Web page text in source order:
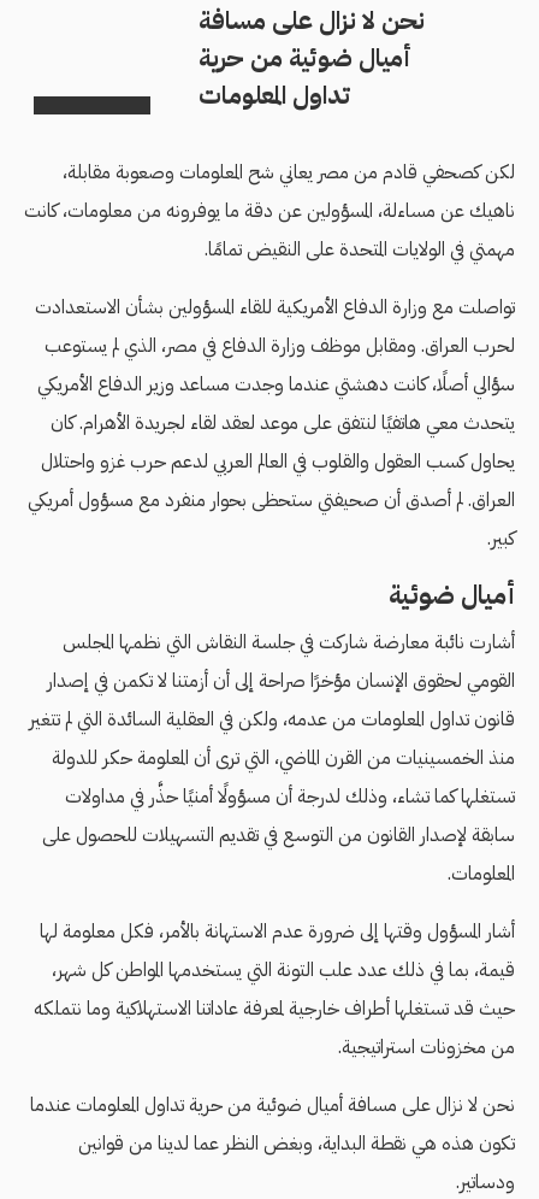
نحن لا نزال على مسافة
أميال ضوئية من حرية
تداول المعلومات
لكن كصحفي قادم من مصر يعاني شح المعلومات وصعوبة مقابلة،
ناهيك عن مساءلة، المسؤولين عن دقة ما يوفرونه من معلومات، كانت
مهمتي في الولايات المتحدة على النقيض تمامًا.
تواصلت مع وزارة الدفاع الأمريكية للقاء المسؤولين بشأن الاستعدادت
لحرب العراق. ومقابل موظف وزارة الدفاع في مصر، الذي لم يستوعب
سؤالي أصلًا، كانت دهشتي عندما وجدت مساعد وزير الدفاع الأمريكي
يتحدث معي هاتفيًا لنتفق على موعد لعقد لقاء لجريدة الأهرام. كان
يحاول كسب العقول والقلوب في العالم العربي لدعم حرب غزو واحتلال
العراق. لم أصدق أن صحيفتي ستحظى بحوار منفرد مع مسؤول أمريكي
كبير.
أميال ضوئية
أشارت نائبة معارضة شاركت في جلسة النقاش التي نظمها المجلس
القومي لحقوق الإنسان مؤخرًا صراحة إلى أن أزمتنا لا تكمن في إصدار
قانون تداول المعلومات من عدمه، ولكن في العقلية السائدة التي لم تتغير
منذ الخمسينيات من القرن الماضي، التي ترى أن المعلومة حكر للدولة
تستغلها كما تشاء، وذلك لدرجة أن مسؤولًا أمنيًا حذَّر في مداولات
سابقة لإصدار القانون من التوسع في تقديم التسهيلات للحصول على
المعلومات.
أشار المسؤول وقتها إلى ضرورة عدم الاستهانة بالأمر، فكل معلومة لها
قيمة، بما في ذلك عدد علب التونة التي يستخدمها المواطن كل شهر،
حيث قد تستغلها أطراف خارجية لمعرفة عاداتنا الاستهلاكية وما نتملكه
من مخزونات استراتيجية.
نحن لا نزال على مسافة أميال ضوئية من حرية تداول المعلومات عندما
تكون هذه هي نقطة البداية، وبغض النظر عما لدينا من قوانين
ودساتير.